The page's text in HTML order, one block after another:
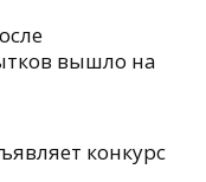
вышло на
конкурс